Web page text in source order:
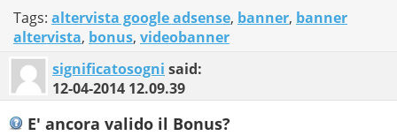
Tags: altervista google adsense, banner, banner
altervista, bonus, videobanner
significatosogni said:
12-04-2014 12.09.39
E' ancora valido il Bonus?